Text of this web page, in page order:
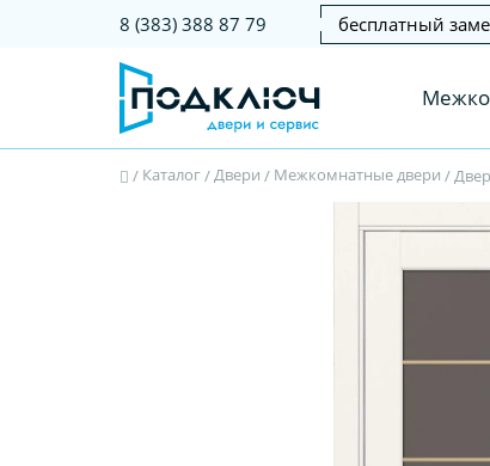
8 (383) 388 87 79 бесплатный
/ Каталог/Двери / Межкомнатные двери /